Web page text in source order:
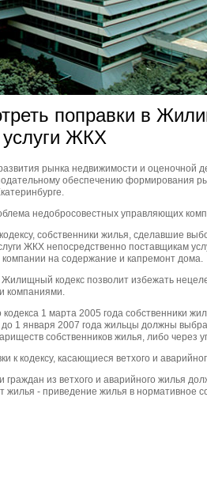
поправки в
ЖКХ
рынка недвижимости и оценочной
обеспечению формирования
недобросовестных управляющих
собственники жилья, сделавшие
ЖКХ непосредственно поставщикам
на содержание и капремонт дома.
кодекс позволит избежать
компаниями.
1 марта 2005 года собственники
1 января 2007 года жильцы должны
собственников жилья, либо
к кодексу, касающиеся ветхого и
из ветхого и аварийного жилья
- приведение жилья в нормативное